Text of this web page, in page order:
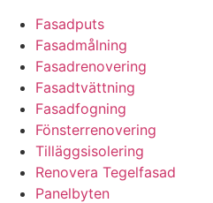
Fasadputs
Fasadmålning
Fasadrenovering
Fasadtvättning
Fasadfogning
Fönsterrenovering
Tilläggsisolering
Renovera Tegelfasad
Panelbyten